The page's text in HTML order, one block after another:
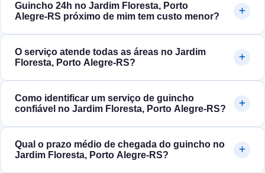
Guincho 24h no Jardim Floresta, Porto
Alegre‑RS próximo de mim tem custo menor?
O serviço atende todas as áreas no Jardim
Floresta, Porto Alegre‑RS?
Como identificar um serviço de guincho
confiável no Jardim Floresta, Porto Alegre‑RS?
Qual o prazo médio de chegada do guincho no
Jardim Floresta, Porto Alegre‑RS?